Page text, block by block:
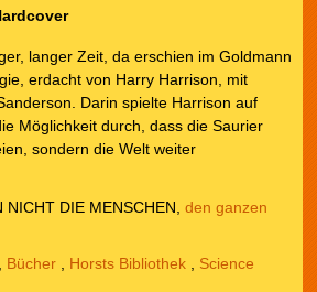
langer Zeit, da erschien im Goldmann
erdacht von Harry Harrison, mit
Darin spielte Harrison auf
Möglichkeit durch, dass die Saurier
sondern die Welt weiter
DIE MENSCHEN, den ganzen
, Bücher, Horsts Bibliothek, Science